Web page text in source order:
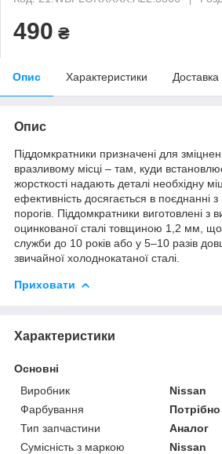
490 ₴
Опис Характеристики Доставка
Опис
Піддомкратники призначені для
вразливому місці – там, куди
жорсткості надають деталі необхідну
ефективність досягається в поєднанні
порогів. Піддомкратники виготовлені з
оцинкованої сталі товщиною 1,2 мм, що
служби до 10 років або у 5–10 разів
звичайної холоднокатаної сталі.
Приховати
Характеристики
Основні
Виробник
Nissan
Фарбування
Потрібно
Тип запчастини
Аналог
Сумісність з маркою
Nissan